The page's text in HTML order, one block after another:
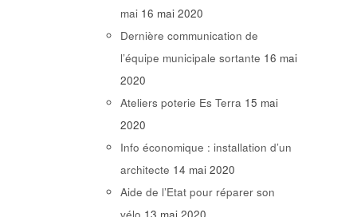
mai 16 mai 2020
Dernière communication de
l’équipe municipale sortante 16 mai
2020
Ateliers poterie Es Terra 15 mai
2020
Info économique : installation d’un
architecte 14 mai 2020
Aide de l’Etat pour réparer son